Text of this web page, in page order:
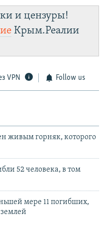
и цензуры!
Крым.Реалии
VPN Follow us
живым горняк, которого
52 человека, в том
мере 11 погибших,